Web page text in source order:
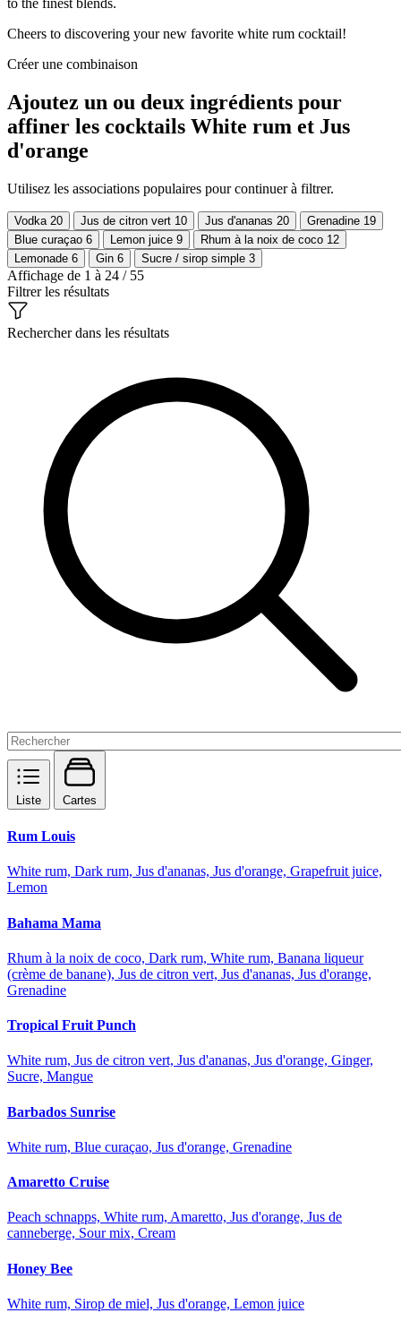
to the finest blends.
Cheers to discovering your new favorite white rum cocktail!
Créer une combinaison
Ajoutez un ou deux ingrédients pour
affiner les cocktails White rum et Jus
d'orange
Utilisez les associations populaires pour continuer à filtrer.
Vodka 20 Jus de citron vert 10 Jus d'ananas 20 Grenadine 19
Blue curaçao 6 Lemon juice 9 Rhum à la noix de coco 12
Lemonade 6 Gin 6 Sucre / sirop simple 3
Affichage de 1 à 24 / 55
Filtrer les résultats
Rechercher dans les résultats
Liste Cartes
Rum Louis
White rum, Dark rum, Jus d'ananas, Jus d'orange, Grapefruit juice,
Lemon
Bahama Mama
Rhum à la noix de coco, Dark rum, White rum, Banana liqueur
(crème de banane), Jus de citron vert, Jus d'ananas, Jus d'orange,
Grenadine
Tropical Fruit Punch
White rum, Jus de citron vert, Jus d'ananas, Jus d'orange, Ginger,
Sucre, Mangue
Barbados Sunrise
White rum, Blue curaçao, Jus d'orange, Grenadine
Amaretto Cruise
Peach schnapps, White rum, Amaretto, Jus d'orange, Jus de
canneberge, Sour mix, Cream
Honey Bee
White rum, Sirop de miel, Jus d'orange, Lemon juice